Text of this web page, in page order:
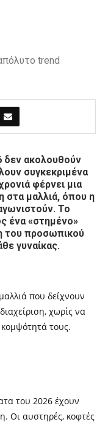
trend
δεν ακολουθούν
συγκεκριμένα
φέρνει μια
στα μαλλιά, όπου η
Το
ένα «στημένο»
του προσωπικού
γυναίκας.
που δείχνουν
χωρίς να
τους.
του 2026 έχουν
Οι αυστηρές, κοφτές